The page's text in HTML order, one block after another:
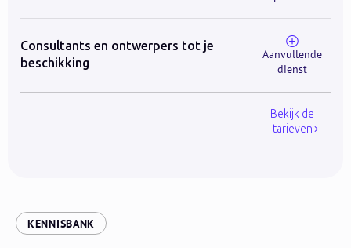
Consultants en ontwerpers tot je
beschikking
Aanvullende
dienst
Bekijk de
tarieven
KENNISBANK